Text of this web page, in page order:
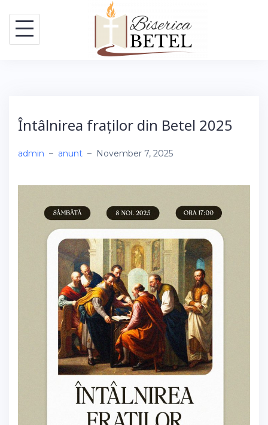
content
Întâlnirea fraților din Betel 2025
admin – anunt – November 7, 2025